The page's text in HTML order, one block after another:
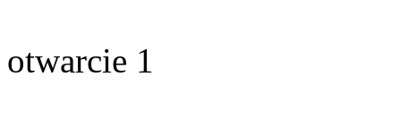
otwarcie 1